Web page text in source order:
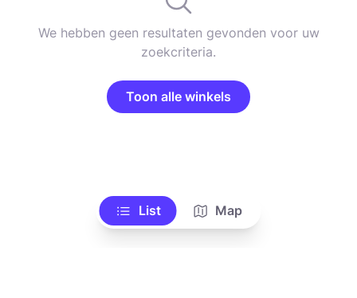
We hebben geen resultaten gevonden voor uw
zoekcriteria.
Toon alle winkels
List Map